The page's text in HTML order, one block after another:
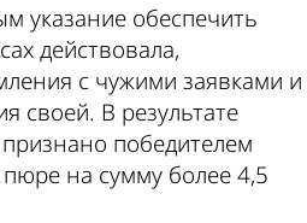
указание обеспечить
действовала,
с чужими заявками и
своей. В результате
победителем
пюре на сумму более 4,5